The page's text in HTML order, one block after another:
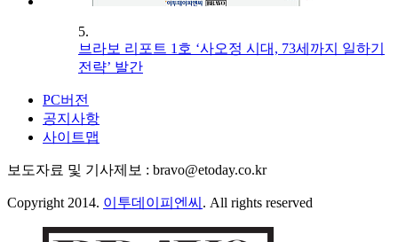
5.
브라보 리포트 1호 ‘사오정 시대, 73세까지 일하기
전략’ 발간
PC버전
공지사항
사이트맵
보도자료 및 기사제보 : bravo@etoday.co.kr
Copyright 2014. 이투데이피엔씨 . All rights reserved